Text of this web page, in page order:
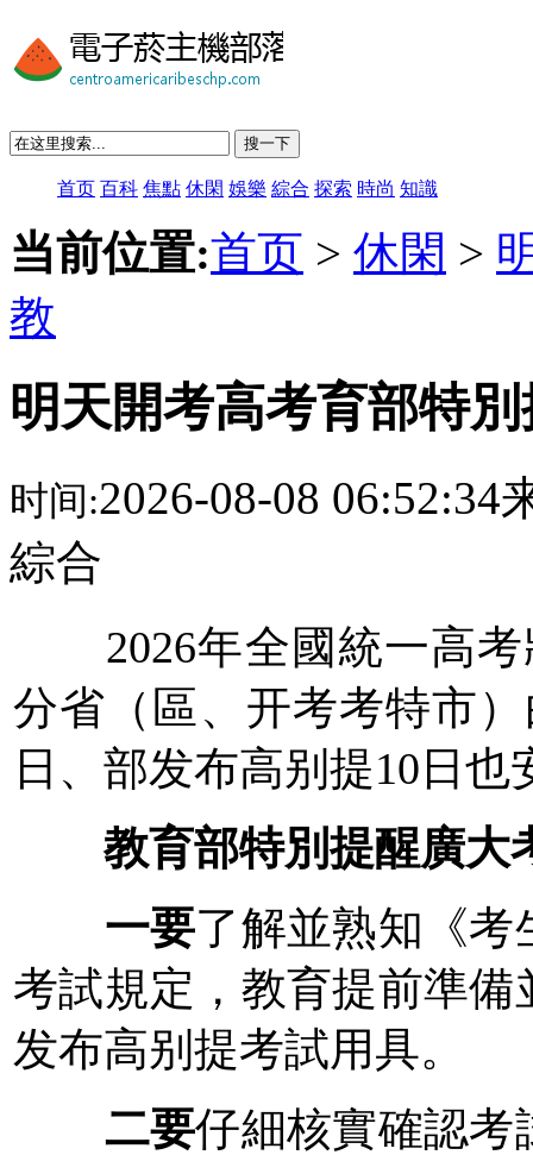
搜一下
首页 百科 焦點 休閑 娛樂 綜合 探索 時尚 知識
当前位置:首页 > 休閑 >
教
明天開考高考育部特
时间:2026-08-08 06:52:34
綜合
2026年全國統一高考
分省（區、开考考特市
日、部发布高别提10日
教育部特別提醒廣大
一要了解並熟知《
考試規定，教育提前準
发布高别提考試用具。
二要仔細核實確認考